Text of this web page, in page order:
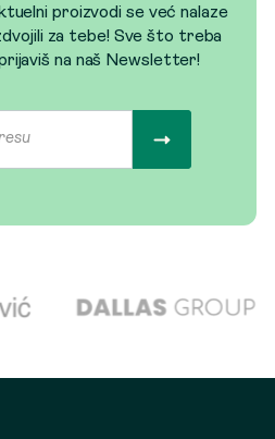
proizvodi se već nalaze
za tebe! Sve što treba
na naš Newsletter!